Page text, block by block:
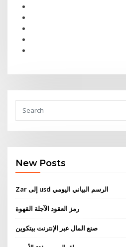
New Posts
Zar إلى usd الرسم البياني اليومي
رمز العقود الآجلة القهوة
صنع المال عبر الإنترنت بيتكوين